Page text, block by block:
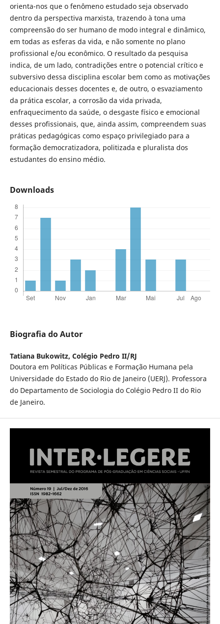
orienta-nos que o fenômeno estudado seja observado
dentro da perspectiva marxista, trazendo à tona uma
compreensão do ser humano de modo integral e dinâmico,
em todas as esferas da vida, e não somente no plano
profissional e/ou econômico. O resultado da pesquisa
indica, de um lado, contradições entre o potencial crítico e
subversivo dessa disciplina escolar bem como as motivações
educacionais desses docentes e, de outro, o esvaziamento
da prática escolar, a corrosão da vida privada,
enfraquecimento da saúde, o desgaste físico e emocional
desses profissionais, que, ainda assim, compreendem suas
práticas pedagógicas como espaço privilegiado para a
formação democratizadora, politizada e pluralista dos
estudantes do ensino médio.
Downloads
Biografia do Autor
Tatiana Bukowitz, Colégio Pedro II/RJ
Doutora em Políticas Públicas e Formação Humana pela
Universidade do Estado do Rio de Janeiro (UERJ). Professora
do Departamento de Sociologia do Colégio Pedro II do Rio
de Janeiro.